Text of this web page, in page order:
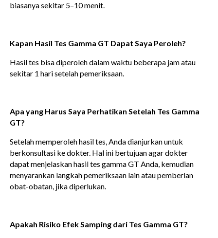
biasanya sekitar 5–10 menit.
Kapan Hasil Tes Gamma GT Dapat Saya Peroleh?
Hasil tes bisa diperoleh dalam waktu beberapa jam atau
sekitar 1 hari setelah pemeriksaan.
Apa yang Harus Saya Perhatikan Setelah Tes Gamma
GT?
Setelah memperoleh hasil tes, Anda dianjurkan untuk
berkonsultasi ke dokter. Hal ini bertujuan agar dokter
dapat menjelaskan hasil tes gamma GT Anda, kemudian
menyarankan langkah pemeriksaan lain atau pemberian
obat-obatan, jika diperlukan.
Apakah Risiko Efek Samping dari Tes Gamma GT?